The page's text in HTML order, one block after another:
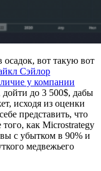
осадок, вот такую вот
Сэйлор
у компании
до 3 500$, дабы
исходя из оценки
представить, что
как Microstrategy
с убытком в 90% и
медвежьего